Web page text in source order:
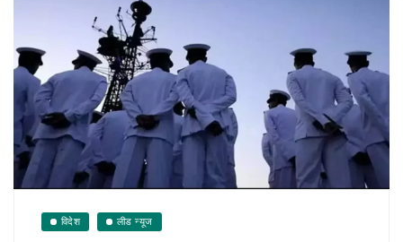
विदेश लीड न्यूज